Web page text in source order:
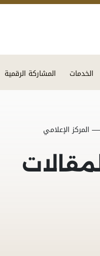
الخدمات المشاركة الرقمية
المركز الإعلامي
المقالات